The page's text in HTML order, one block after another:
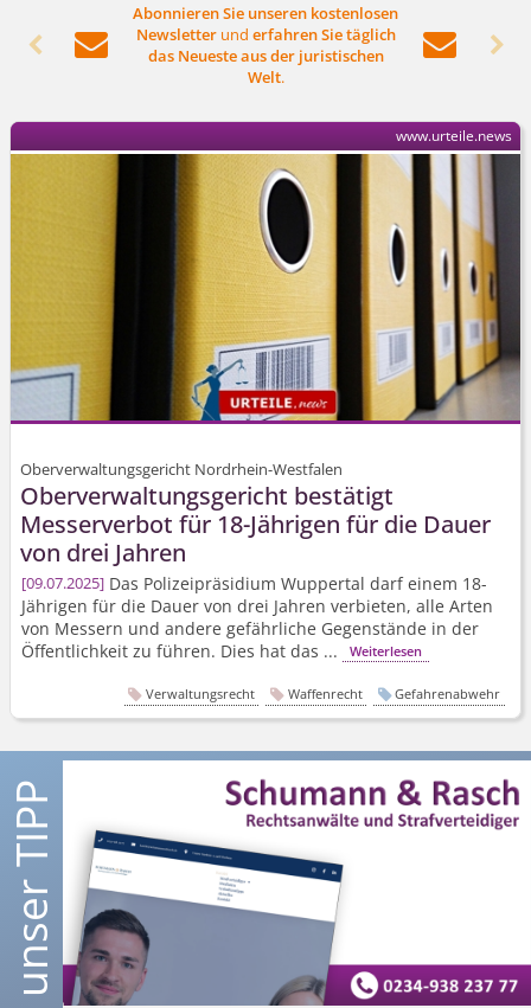
 
Abonnieren Sie unseren kostenlosen
Newsletterund erfahren Sie täglich
das Neueste aus der juristischen
Welt.
 
Oberverwaltungsgericht Nordrhein-Westfalen
Oberverwal­tungsgericht bestätigt
Messerverbot für 18-Jährigen für die Dauer
von drei Jahren
09.07.2025 Das Polizeipräsidium Wuppertal darf einem 18-
Jährigen für die Dauer von drei Jahren verbieten, alle Arten
von Messern und andere gefährliche Gegenstände in der
Öffentlichkeit zu führen. Dies hat das ...
Weiterlesen
www.urteile.news
Verwaltungsrecht Waffenrecht Gefahrenabwehr